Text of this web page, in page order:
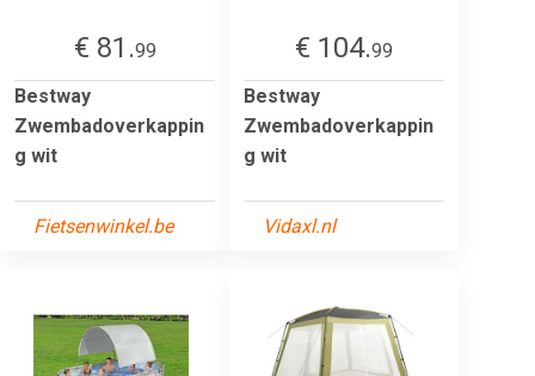
€ 81.99
Bestway
Zwembadoverkappin
g wit
Fietsenwinkel.be
€ 104.99
Bestway
Zwembadoverkappin
g wit
Vidaxl.nl